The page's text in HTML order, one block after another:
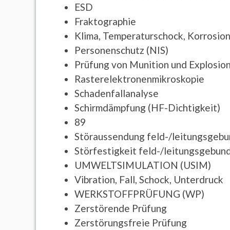
ESD
Fraktographie
Klima, Temperaturschock, Korrosion
Personenschutz (NIS)
Prüfung von Munition und
Rasterelektronenmikroskopie
Schadenfallanalyse
Schirmdämpfung (HF-Dichtigkeit)
89
Störaussendung feld-/
Störfestigkeit feld-/
UMWELTSIMULATION (USIM)
Vibration, Fall, Schock, Unterdruck
WERKSTOFFPRÜFUNG (WP)
Zerstörende Prüfung
Zerstörungsfreie Prüfung